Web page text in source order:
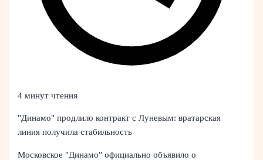
4 минут чтения
"Динамо" продлило контракт с Луневым: вратарская
линия получила стабильность
Московское "Динамо" официально объявило о